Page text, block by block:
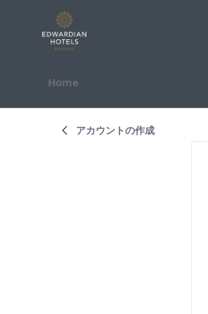
内容へスキップ
Home
アカウントの作成